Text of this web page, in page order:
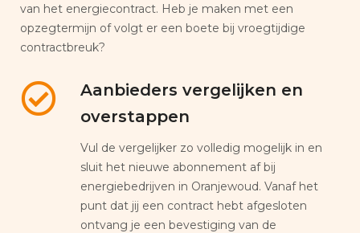
van het energiecontract. Heb je maken met een
opzegtermijn of volgt er een boete bij vroegtijdige
contractbreuk?
Aanbieders vergelijken en
overstappen
Vul de vergelijker zo volledig mogelijk in en
sluit het nieuwe abonnement af bij
energiebedrijven in Oranjewoud. Vanaf het
punt dat jij een contract hebt afgesloten
ontvang je een bevestiging van de